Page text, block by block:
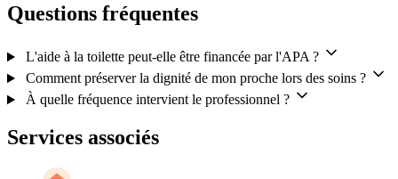
Questions fréquentes
L'aide à la toilette peut-elle être financée par l'APA ?
Comment préserver la dignité de mon proche lors des soins ?
À quelle fréquence intervient le professionnel ?
Services associés